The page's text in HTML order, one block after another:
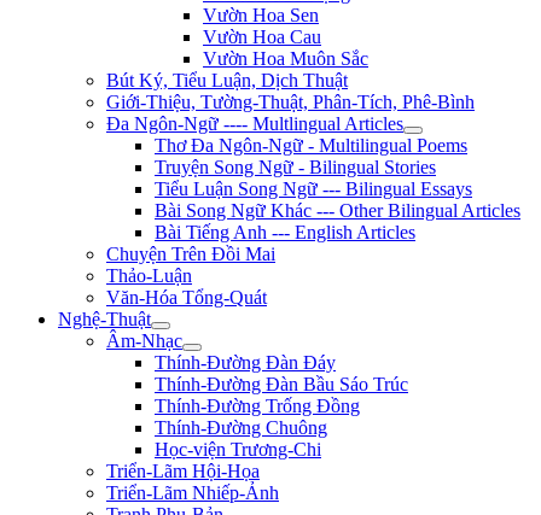
Vườn Hoa Sen
Vườn Hoa Cau
Vườn Hoa Muôn Sắc
Bút Ký, Tiểu Luận, Dịch Thuật
Giới-Thiệu, Tường-Thuật, Phân-Tích, Phê-Bình
Đa Ngôn-Ngữ ---- Multlingual Articles
Thơ Đa Ngôn-Ngữ - Multilingual Poems
Truyện Song Ngữ - Bilingual Stories
Tiểu Luận Song Ngữ --- Bilingual Essays
Bài Song Ngữ Khác --- Other Bilingual Articles
Bài Tiếng Anh --- English Articles
Chuyện Trên Đồi Mai
Thảo-Luận
Văn-Hóa Tổng-Quát
Nghệ-Thuật
Âm-Nhạc
Thính-Đường Đàn Đáy
Thính-Đường Đàn Bầu Sáo Trúc
Thính-Đường Trống Đồng
Thính-Đường Chuông
Học-viện Trương-Chi
Triển-Lãm Hội-Họa
Triển-Lãm Nhiếp-Ảnh